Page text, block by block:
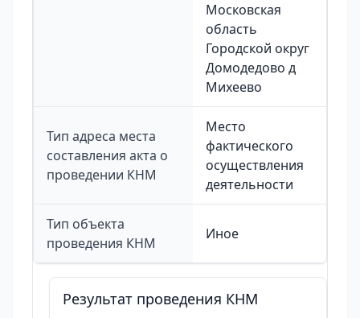
Московская
область
Городской округ
Домодедово д
Михеево
Тип адреса места
составления акта о
проведении КНМ
Место
фактического
осуществления
деятельности
Тип объекта
проведения КНМ
Иное
Результат проведения КНМ